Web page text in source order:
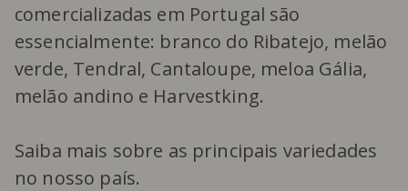
comercializadas em Portugal são
essencialmente: branco do Ribatejo, melão
verde, Tendral, Cantaloupe, meloa Gália,
melão andino e Harvestking.
Saiba mais sobre as principais variedades
no nosso país.